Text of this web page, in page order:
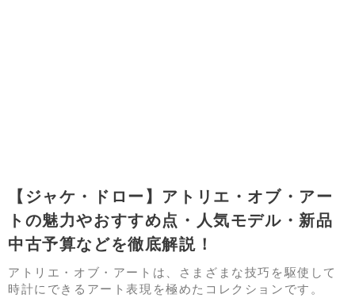
【ジャケ・ドロー】アトリエ・オブ・アー
トの魅力やおすすめ点・人気モデル・新品
中古予算などを徹底解説！
アトリエ・オブ・アートは、さまざまな技巧を駆使して
時計にできるアート表現を極めたコレクションです。